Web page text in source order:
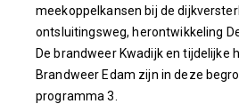
meekoppelkansen bij de
ontsluitingsweg, herontwikkeling
De brandweer Kwadijk en tijdelijke
Brandweer Edam zijn in deze
programma 3.